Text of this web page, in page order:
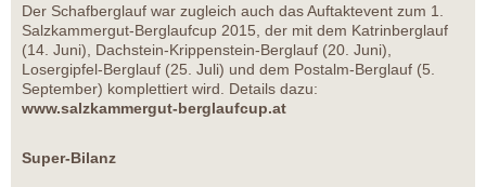
Der Schafberglauf war zugleich auch das Auftaktevent zum 1.
Salzkammergut-Berglaufcup 2015, der mit dem Katrinberglauf
(14. Juni), Dachstein-Krippenstein-Berglauf (20. Juni),
Losergipfel-Berglauf (25. Juli) und dem Postalm-Berglauf (5.
September) komplettiert wird. Details dazu:
www.salzkammergut-berglaufcup.at
Super-Bilanz